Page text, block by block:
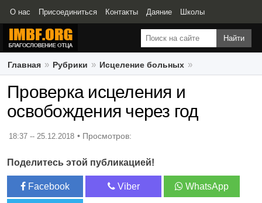
О нас Присоединиться Контакты Даяние Школы
Свидетельства
Главная Рубрики Исцеление больных
Проверка исцеления и освобождения через год
Проверка исцеления и
освобождения через год
18:37 -- 25.12.2018
Поделитесь этой публикацией!
Facebook Viber WhatsApp